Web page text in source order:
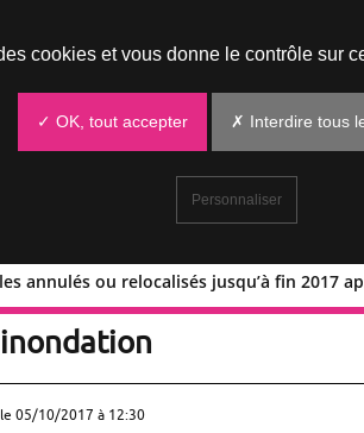
annulés ou relocalisés jusqu’à fin 2017
annulés ou
05/10/2017 à 12:30
cookies et vous donne le contrôle sur
✓ OK, tout accepter ✗ Interdire tous
Personnaliser